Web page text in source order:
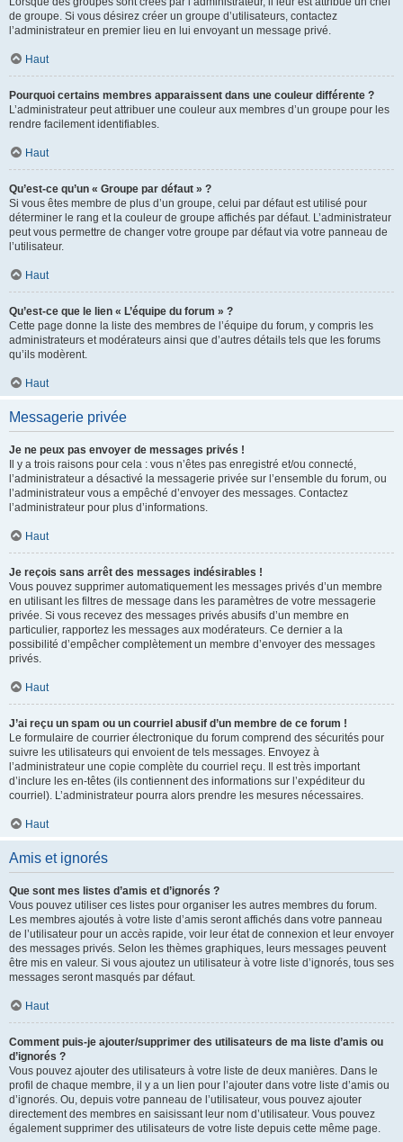
de groupe. Si vous désirez créer un groupe d’utilisateurs, contactez
l’administrateur en premier lieu en lui envoyant un message privé.
Haut
Pourquoi certains membres apparaissent dans une couleur différente ?
L’administrateur peut attribuer une couleur aux membres d’un groupe pour les
rendre facilement identifiables.
Haut
Qu’est-ce qu’un « Groupe par défaut » ?
Si vous êtes membre de plus d’un groupe, celui par défaut est utilisé pour
déterminer le rang et la couleur de groupe affichés par défaut. L’administrateur
peut vous permettre de changer votre groupe par défaut via votre panneau de
l’utilisateur.
Haut
Qu’est-ce que le lien « L’équipe du forum » ?
Cette page donne la liste des membres de l’équipe du forum, y compris les
administrateurs et modérateurs ainsi que d’autres détails tels que les forums
qu’ils modèrent.
Haut
Messagerie privée
Je ne peux pas envoyer de messages privés !
Il y a trois raisons pour cela : vous n’êtes pas enregistré et/ou connecté,
l’administrateur a désactivé la messagerie privée sur l’ensemble du forum, ou
l’administrateur vous a empêché d’envoyer des messages. Contactez
l’administrateur pour plus d’informations.
Haut
Je reçois sans arrêt des messages indésirables !
Vous pouvez supprimer automatiquement les messages privés d’un membre
en utilisant les filtres de message dans les paramètres de votre messagerie
privée. Si vous recevez des messages privés abusifs d’un membre en
particulier, rapportez les messages aux modérateurs. Ce dernier a la
possibilité d’empêcher complètement un membre d’envoyer des messages
privés.
Haut
J’ai reçu un spam ou un courriel abusif d’un membre de ce forum !
Le formulaire de courrier électronique du forum comprend des sécurités pour
suivre les utilisateurs qui envoient de tels messages. Envoyez à
l’administrateur une copie complète du courriel reçu. Il est très important
d’inclure les en-têtes (ils contiennent des informations sur l’expéditeur du
courriel). L’administrateur pourra alors prendre les mesures nécessaires.
Haut
Amis et ignorés
Que sont mes listes d’amis et d’ignorés ?
Vous pouvez utiliser ces listes pour organiser les autres membres du forum.
Les membres ajoutés à votre liste d’amis seront affichés dans votre panneau
de l’utilisateur pour un accès rapide, voir leur état de connexion et leur envoyer
des messages privés. Selon les thèmes graphiques, leurs messages peuvent
être mis en valeur. Si vous ajoutez un utilisateur à votre liste d’ignorés, tous ses
messages seront masqués par défaut.
Haut
Comment puis-je ajouter/supprimer des utilisateurs de ma liste d’amis ou
d’ignorés ?
Vous pouvez ajouter des utilisateurs à votre liste de deux manières. Dans le
profil de chaque membre, il y a un lien pour l’ajouter dans votre liste d’amis ou
d’ignorés. Ou, depuis votre panneau de l’utilisateur, vous pouvez ajouter
directement des membres en saisissant leur nom d’utilisateur. Vous pouvez
également supprimer des utilisateurs de votre liste depuis cette même page.